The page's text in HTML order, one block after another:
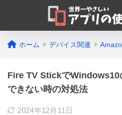
ホーム デバイス関連
Fire TV StickでWindows10
できない時の対処法
2024年12月11日